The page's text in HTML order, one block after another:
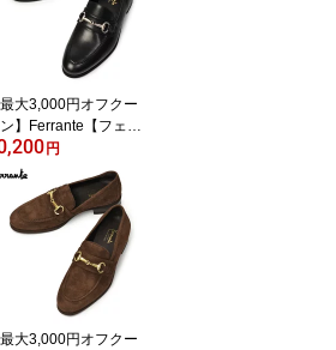
最大3,000円オフクー
】Ferrante【フェラ
】ビットローファー
ETON VITELLO N
010 カーフ ブラッ
円
最大3,000円オフクー